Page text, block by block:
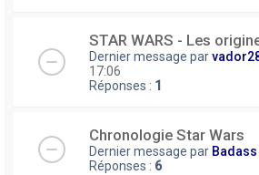
STAR WARS - Les
Dernier message par
17:06
Réponses : 1
Chronologie Star Wars
Dernier message par Badass
Réponses : 6